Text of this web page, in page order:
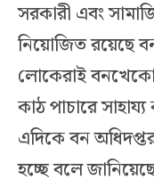
সরকারী এবং
নিয়োজিত রয়েছে
লোকেরাই
কাঠ পাচারে
এদিকে বন
হচ্ছে বলে